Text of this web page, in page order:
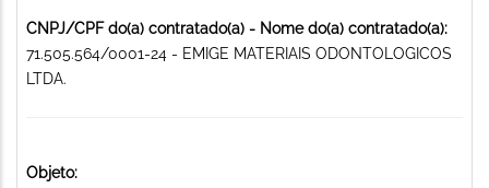
CNPJ/CPF do(a) contratado(a) - Nome do(a) contratado(a):
71.505.564/0001-24 - EMIGE MATERIAIS ODONTOLOGICOS
LTDA.
Objeto: